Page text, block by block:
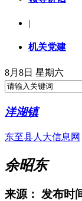
|
机关党建
8月8日 星期六
洋湖镇
东至县人大信息网
余昭东
来源： 发布时